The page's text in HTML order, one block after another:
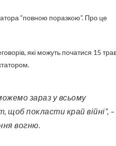
“повною поразкою”. Про це
які можуть початися 15
покласти край війні”, –
вогню.